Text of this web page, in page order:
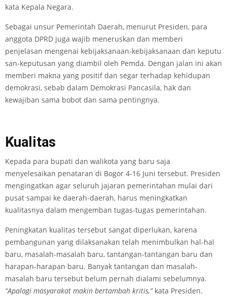
kata Kepala Negara.
Sebagai unsur Pemerintah Daerah, menurut Presiden, para
anggota DPRD juga wajib meneruskan dan memberi
penjelasan mengenai kebijaksanaan-kebijaksanaan dan keputu
san-keputusan yang diambil oleh Pemda. Dengan jalan ini akan
memberi makna yang positif dan segar terhadap kehidupan
demokrasi, sebab dalam Demokrasi Pancasila, hak dan
kewajiban sama bobot dan sama pentingnya.
Kualitas
Kepada para bupati dan walikota yang baru saja
menyelesaikan penataran di Bogor 4-16 Juni tersebut. Presiden
mengingatkan agar seluruh jajaran pemerintahan mulai dari
pusat sampai ke daerah-daerah, harus meningkatkan
kualitasnya dalam mengemban tugas-tugas pemerintahan.
Peningkatan kualitas tersebut sangat diperlukan, karena
pembangunan yang dilaksanakan telah menimbulkan hal-hal
baru, masalah-masalah baru, tantangan-tantangan baru dan
harapan-harapan baru. Banyak tantangan dan masalah-
masalah baru tersebut belum pernah dialami sebelumnya.
“Apalagi masyarakat makin bertambah kritis,”kata Presiden.